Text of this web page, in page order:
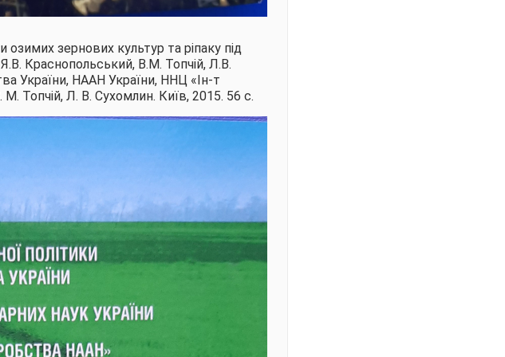
озимих зернових культур та ріпаку під
Краснопольський, В.М. Топчій, Л.В.
України, НААН України, ННЦ «Ін-т
Топчій, Л. В. Сухомлин. Київ, 2015. 56 с.